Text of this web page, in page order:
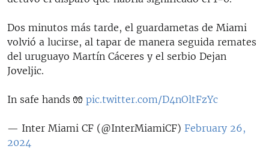
Dos minutos más tarde, el guardametas de Miami
volvió a lucirse, al tapar de manera seguida remates
del uruguayo Martín Cáceres y el serbio Dejan
Joveljic.
In safe hands 🧤 pic.twitter.com/D4nOltFzYc
— Inter Miami CF (@InterMiamiCF) February 26,
2024